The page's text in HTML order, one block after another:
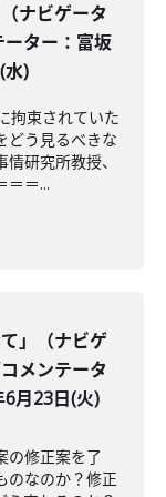
ナビゲータ
ター：富坂
水)
拘束されていた
どう見るべきな
研究所教授、
＝＝...
」（ナビゲ
メンテータ
月23日(火)
の修正案を了
のなのか？修正